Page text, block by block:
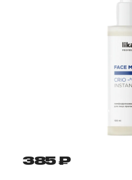
385 ₽